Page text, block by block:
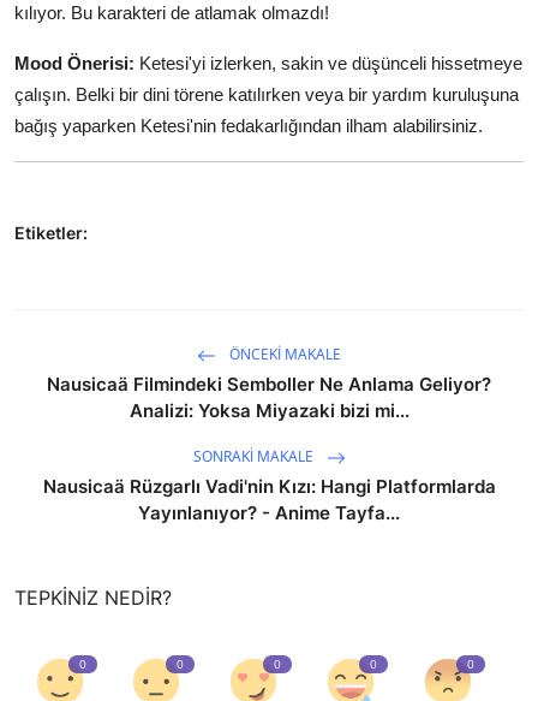
kılıyor. Bu karakteri de atlamak olmazdı!
Mood Önerisi: Ketesi'yi izlerken, sakin ve düşünceli hissetmeye
çalışın. Belki bir dini törene katılırken veya bir yardım kuruluşuna
bağış yaparken Ketesi'nin fedakarlığından ilham alabilirsiniz.
Etiketler:
ÖNCEKI MAKALE
Nausicaä Filmindeki Semboller Ne Anlama Geliyor?
Analizi: Yoksa Miyazaki bizi mi...
SONRAKI MAKALE
Nausicaä Rüzgarlı Vadi'nin Kızı: Hangi Platformlarda
Yayınlanıyor? - Anime Tayfa...
TEPKINIZ NEDIR?
0 0 0 0 0